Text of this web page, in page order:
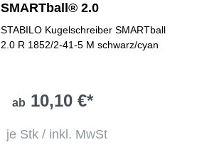
SMARTball® 2.0
STABILO Kugelschreiber SMARTball
2.0 R 1852/2-41-5 M schwarz/cyan
ab 10,10 €*
je Stk / inkl. MwSt